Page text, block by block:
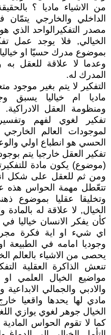
من الاشياء ماديا ؟
الداخلي والخارجي يتمّان
مصدر التفكيرالواحد الذي
الخيالي, فلا يوجد عمل
بموضوع مدرك حسيّا او خياليا
وعدما لا علاقة للعقل به
المدرك له.
التفكير لا يتم بغير
ماديا ام خياليا يسبق
ومنظومة العقل
تفكير لغوي لفهم
لموجودات العالم
الحسي هو انطباع اولي
تفكير العقل خارجيا يتم
(موضوع) يكون مادة
ومن ثم للعقل على شكل
تتعّطل مهمة الحواس هذه
وتخليقا عقليا بموضوع
الخيال, لا علاقة له
كأن يفكر الانسان خياليا
اي شيء او اية فكرة
وجوديا امامه في الطبيعة
يحصى من الاشياء بالعالم
تنعش الذاكرة العقلية
مواضيع الخيال العلمي
والادبي والجمالي
مادي لها يحدها واقعيا
الخيال جوهر لغوي يوازي
كما لا تقوم الحواس